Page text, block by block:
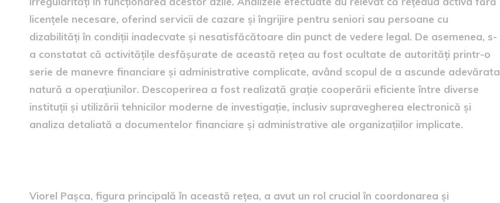
licențele necesare, oferind servicii de cazare și îngrijire pentru seniori sau persoane cu
dizabilități în condiții inadecvate și nesatisfăcătoare din punct de vedere legal. De asemenea, s-
a constatat că activitățile desfășurate de această rețea au fost ocultate de autorități printr-o
serie de manevre financiare și administrative complicate, având scopul de a ascunde adevărata
natură a operațiunilor. Descoperirea a fost realizată grație cooperării eficiente între diverse
instituții și utilizării tehnicilor moderne de investigație, inclusiv supravegherea electronică și
analiza detaliată a documentelor financiare și administrative ale organizațiilor implicate.
Viorel Pașca, figura principală în această rețea, a avut un rol crucial în coordonarea și